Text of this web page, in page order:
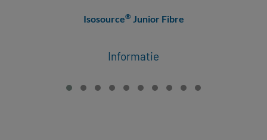
Isosource® Junior Fibre
Informatie